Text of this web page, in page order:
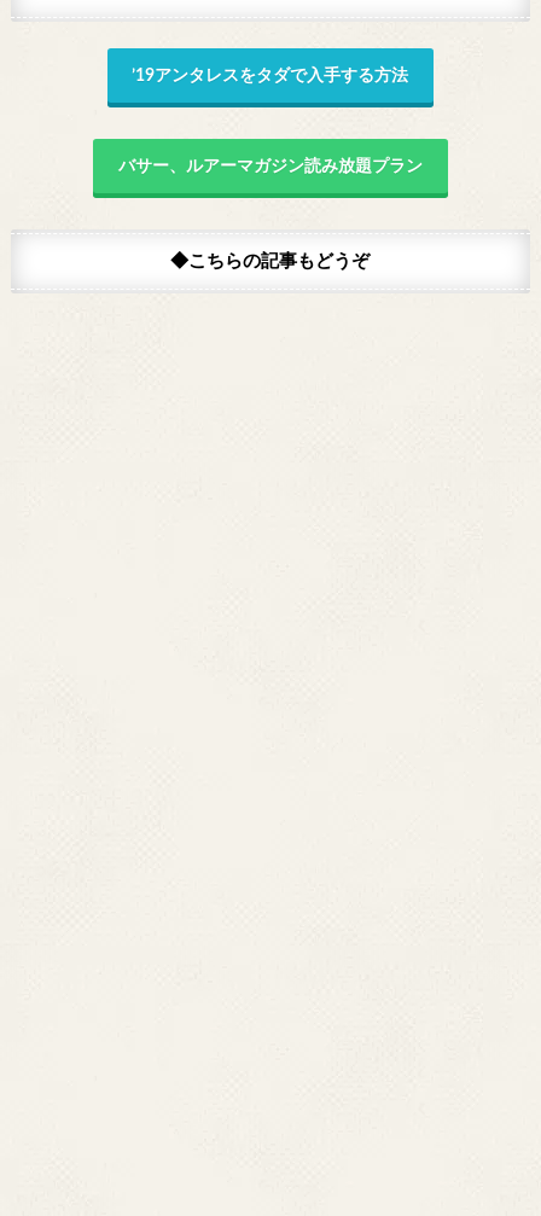
’19アンタレスをタダで入手する方法
バサー、ルアーマガジン読み放題プラン
◆こちらの記事もどうぞ